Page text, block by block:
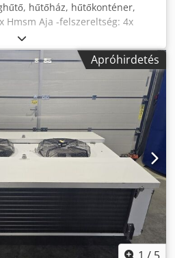
hűtőház, hűtőkonténer,
Hmsm Aja -felszereltség: 4x
70 kW -levegőmennyiség: 39
lamellatávolság: 10 mm -
-lamellatávolság: 10 mm -ház:
-darabszám: 1 db
-méretek: 4550/1100/M940
Apróhirdetés